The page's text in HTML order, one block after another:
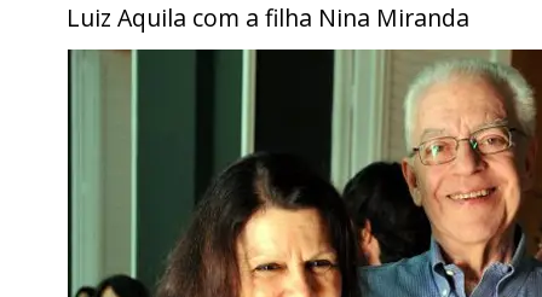
Luiz Aquila com a filha Nina Miranda